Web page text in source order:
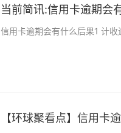
当前简讯:信用卡逾期会
信用卡逾期会有什么后果1 计
【环球聚看点】信用卡